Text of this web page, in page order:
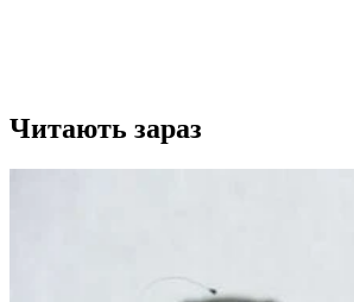
Читають зараз